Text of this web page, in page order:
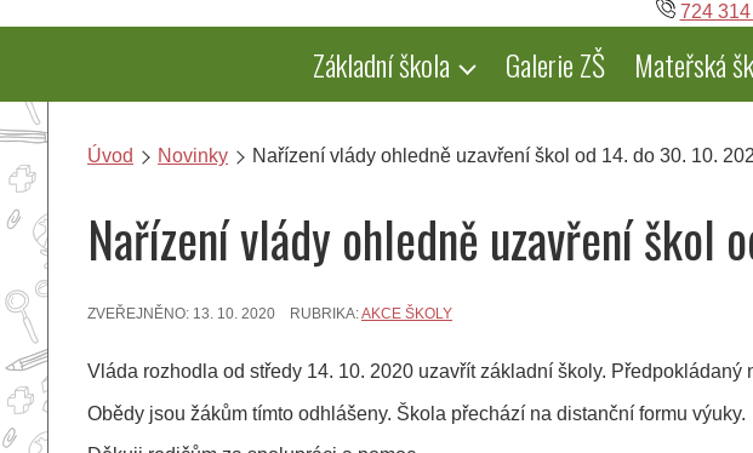
724
Základní škola Galerie ZŠ Mateřská
Úvod Novinky Nařízení vlády ohledně uzavření škol od 14. do 30. 10.
Nařízení vlády ohledně uzavření škol
ZVEŘEJNĚNO: 13. 10. 2020 RUBRIKA:AKCE ŠKOLY
Vláda rozhodla od středy 14. 10. 2020 uzavřít základní školy.
Obědy jsou žákům tímto odhlášeny. Škola přechází na distanční formu výuky.